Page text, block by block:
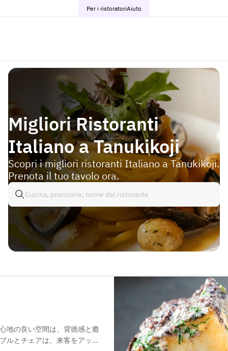
Per i ristoratoriAiuto
Migliori Ristoranti
Italiano a Tanukikoji
Scopri i migliori ristoranti Italiano a Tanukikoji.
Prenota il tuo tavolo ora.
地の良い空間は、背徳感と癒
ルとチェアは、来客をアット